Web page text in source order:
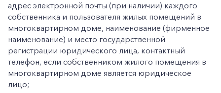
адрес электронной почты (при наличии) каждого
собственника и пользователя жилых помещений в
многоквартирном доме, наименование (фирменное
наименование) и место государственной
регистрации юридического лица, контактный
телефон, если собственником жилого помещения в
многоквартирном доме является юридическое
лицо;